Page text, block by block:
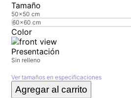
Tamaño
50x50 cm
60x60 cm
Color
Presentación
Sin relleno
Ver tamaños en especificaciones
Agregar al carrito